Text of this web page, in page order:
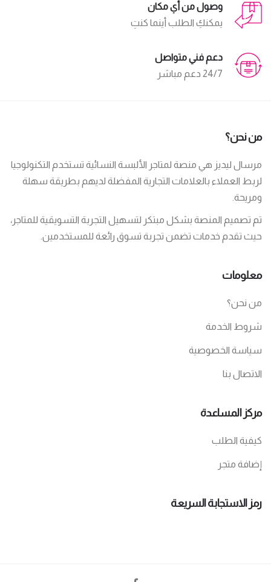
وصول من أي مكان
يمكنكِ الطلب أينما كنتِ
دعم فني متواصل
24/7 دعم مباشر
من نحن؟
مرسال ليديز هي منصة لمتاجر الألبسة النسائية تستخدم التكنولوجيا
لربط العملاء بالعلامات التجارية المفضلة لديهم بطريقة سهلة
ومريحة.
تم تصميم المنصة بشكل مبتكر لتسهيل التجربة التسويقية للمتاجر،
حيث تقدم خدمات تضمن تجربة تسوق رائعة للمستخدمين.
معلومات
من نحن؟
شروط الخدمة
سياسة الخصوصية
الاتصال بنا
مركز المساعدة
كيفية الطلب
إضافة متجر
رمز الاستجابة السريعة